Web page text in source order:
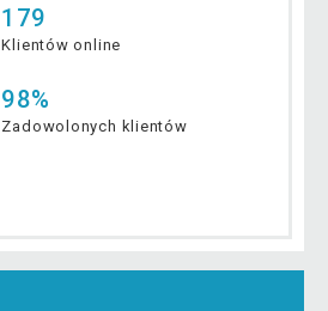
179
Klientów online
98%
Zadowolonych klientów